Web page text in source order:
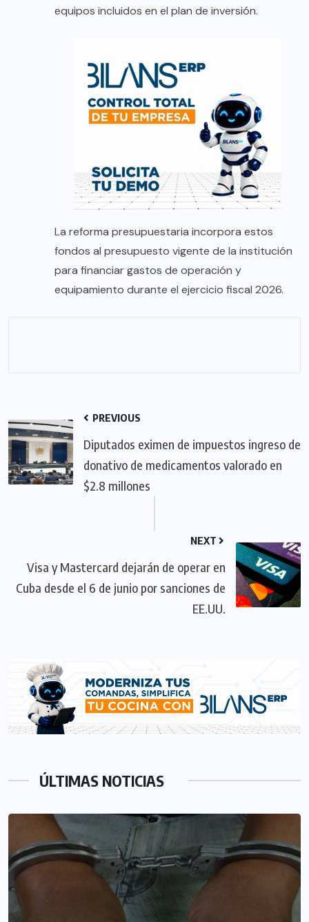
equipos incluidos en el plan de inversión.
La reforma presupuestaria incorpora estos
fondos al presupuesto vigente de la institución
para financiar gastos de operación y
equipamiento durante el ejercicio fiscal 2026.
PREVIOUS
Diputados eximen de impuestos ingreso de
donativo de medicamentos valorado en
$2.8 millones
NEXT
Visa y Mastercard dejarán de operar en
Cuba desde el 6 de junio por sanciones de
EE.UU.
ÚLTIMAS NOTICIAS